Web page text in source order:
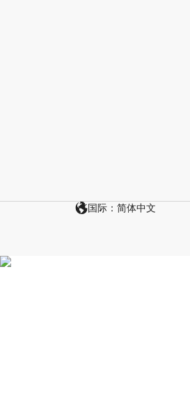
国际：简体中文